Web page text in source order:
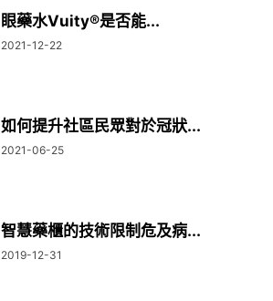
眼藥水Vuity®是否能...
2021-12-22
如何提升社區民眾對於冠狀...
2021-06-25
智慧藥櫃的技術限制危及病...
2019-12-31